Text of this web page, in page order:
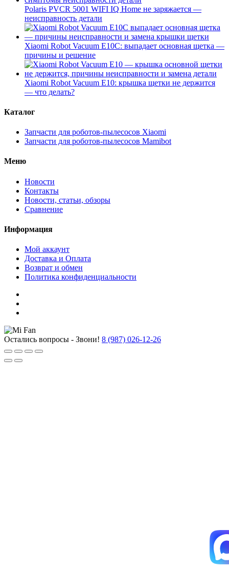
Polaris PVCR 5001 WIFI IQ Home не заряжается —
неисправность детали
Xiaomi Robot Vacuum E10C: выпадает основная щетка —
причины и решение
Xiaomi Robot Vacuum E10: крышка щетки не держится
— что делать?
Каталог
Запчасти для роботов-пылесосов Xiaomi
Запчасти для роботов-пылесосов Mamibot
Меню
Новости
Контакты
Новости, статьи, обзоры
Сравнение
Информация
Мой аккаунт
Доставка и Оплата
Возврат и обмен
Политика конфиденциальности
Остались вопросы - Звони! 8 (987) 026-12-26